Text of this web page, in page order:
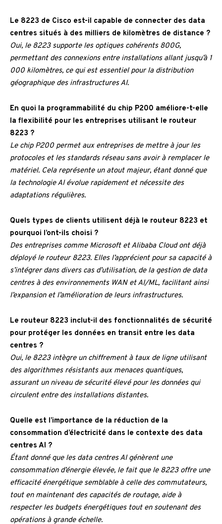
Le 8223 de Cisco est-il capable de connecter des data
centres situés à des milliers de kilomètres de distance ?
Oui, le 8223 supporte les optiques cohérents 800G,
permettant des connexions entre installations allant jusqu’à 1
000 kilomètres, ce qui est essentiel pour la distribution
géographique des infrastructures AI.
En quoi la programmabilité du chip P200 améliore-t-elle
la flexibilité pour les entreprises utilisant le routeur
8223 ?
Le chip P200 permet aux entreprises de mettre à jour les
protocoles et les standards réseau sans avoir à remplacer le
matériel. Cela représente un atout majeur, étant donné que
la technologie AI évolue rapidement et nécessite des
adaptations régulières.
Quels types de clients utilisent déjà le routeur 8223 et
pourquoi l’ont-ils choisi ?
Des entreprises comme Microsoft et Alibaba Cloud ont déjà
déployé le routeur 8223. Elles l’apprécient pour sa capacité à
s’intégrer dans divers cas d’utilisation, de la gestion de data
centres à des environnements WAN et AI/ML, facilitant ainsi
l’expansion et l’amélioration de leurs infrastructures.
Le routeur 8223 inclut-il des fonctionnalités de sécurité
pour protéger les données en transit entre les data
centres ?
Oui, le 8223 intègre un chiffrement à taux de ligne utilisant
des algorithmes résistants aux menaces quantiques,
assurant un niveau de sécurité élevé pour les données qui
circulent entre des installations distantes.
Quelle est l’importance de la réduction de la
consommation d’électricité dans le contexte des data
centres AI ?
Étant donné que les data centres AI génèrent une
consommation d’énergie élevée, le fait que le 8223 offre une
efficacité énergétique semblable à celle des commutateurs,
tout en maintenant des capacités de routage, aide à
respecter les budgets énergétiques tout en soutenant des
opérations à grande échelle.